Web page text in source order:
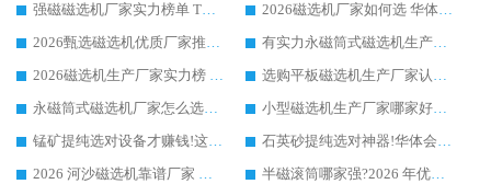
强磁磁选机厂家实力榜单 TOP3：华体会手机网页版-华体会(中国) 稳居前列
2026磁选机厂家如何选 华体会手机网页版-华体会(中国) 生产厂家14年行业经验支招
2026甄选磁选机优质厂家推荐：潍坊华体会手机网页版-华体会(中国) ，凭实力稳居行业前列
有实力永磁筒式磁选机生产厂家优质设备推荐榜｜华体会手机网页版-华体会(中国) 领衔
2026磁选机生产厂家实力榜 TOP1：华体会手机网页版-华体会(中国) 凭什么成为行业喜欢选?
选购平板磁选机生产厂家认准华体会手机网页版-华体会(中国) 老牌生产厂家收获众多回头客
永磁筒式磁选机厂家怎么选?14 年老厂华体会手机网页版-华体会(中国) 凭实力出圈，这 5 大优势太圈粉
小型磁选机生产厂家哪家好?2026 年实测推荐，华体会手机网页版-华体会(中国) 十年口碑厂值得闭眼入
锰矿提纯选对设备才赚钱!这家临朐厂家的强磁辊磁选机凭啥成行业标杆?
石英砂提纯选对神器!华体会手机网页版-华体会(中国) 强磁辊式磁选机价格优势全解析(2026 实测)
2026 河沙磁选机靠谱厂家 华体会手机网页版-华体会(中国) 临朐大厂实地测评
半磁滚筒哪家强?2026 年优质厂家推荐，华体会手机网页版-华体会(中国) 为什么能领跑行业